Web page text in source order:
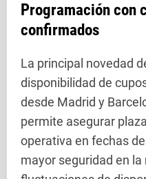
Programación con
confirmados
La principal novedad
disponibilidad de
desde Madrid y
permite asegurar
operativa en fechas
mayor seguridad en